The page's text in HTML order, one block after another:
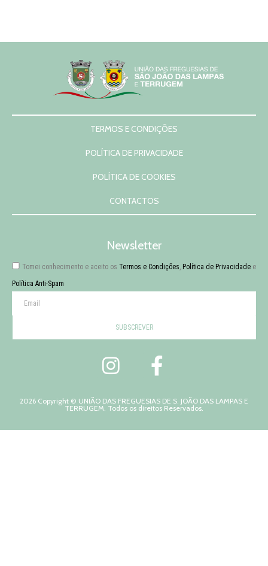
TERMOS E CONDIÇÕES
POLÍTICA DE PRIVACIDADE
POLÍTICA DE COOKIES
CONTACTOS
Newsletter
Tomei conhecimento e aceito os Termos e Condições, Política de Privacidade e
Política Anti-Spam
SUBSCREVER
2026 Copyright © UNIÃO DAS FREGUESIAS DE S. JOÃO DAS LAMPAS E
TERRUGEM. Todos os direitos Reservados.